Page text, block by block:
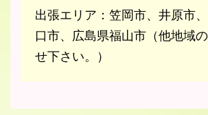
出張エリア：笠岡市、井原市
口市、広島県福山市（他地域
せ下さい。）